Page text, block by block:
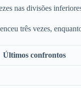
nas divisões
três vezes,
Últimos confrontos